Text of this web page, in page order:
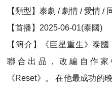
【類型】泰劇 / 劇情 / 愛情 /
【首播】2025-06-01(泰國)
【簡介】《巨星重生》泰
聯合出品，改編自作家
《Reset》。 在他最成功的